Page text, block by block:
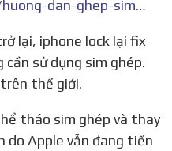
http://unlockiphone.vn/huong-dan-ghep-sim-fix-quoc-te-cho-iphone-lock-phuong-phap-moi-nhat-bid51.html
sử dụng sim ghép.
thế giới.
do Apple vẫn đang tiến